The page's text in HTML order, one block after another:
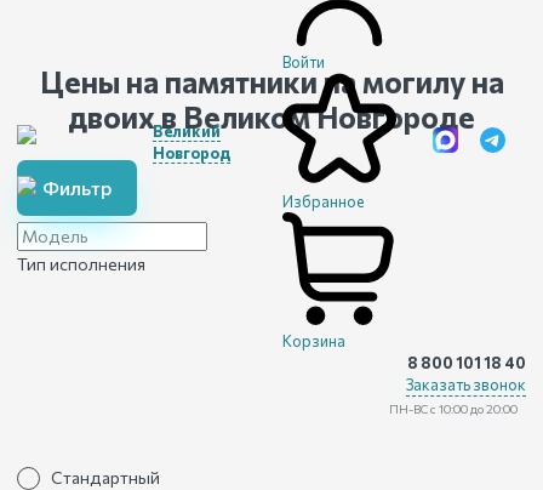
Великий
Новгород
Войти
Избранное
Корзина
8 800 101 18 40
Заказать звонок
ПН-ВС с 10:00 до 20:00
Цены на памятники на могилу на
двоихв Великом Новгороде
Фильтр
Тип исполнения
Стандартный